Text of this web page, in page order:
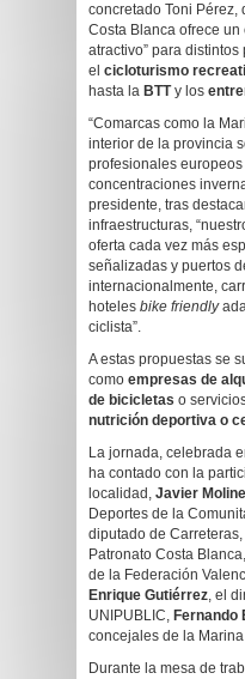
concretado Toni
Costa Blanca ofrece un
atractivo” para
el cicloturismo
hasta la BTTy los
“Comarcas como la
interior de la provincia
profesionales
concentraciones
presidente, tras
infraestructuras,
oferta cada vez más
señalizadas y puertos
internacionalmente,
hoteles bike friendly
ciclista”.
A estas propuestas se
como empresas de
de bicicletas o
nutrición deportiva o
La jornada, celebrada
ha contado con la
localidad, Javier
Deportes de la
diputado de Carreteras,
Patronato Costa Blanca,
de la Federación
Enrique Gutiérrez, el
UNIPUBLIC, Fernando
concejales de la
Durante la mesa de